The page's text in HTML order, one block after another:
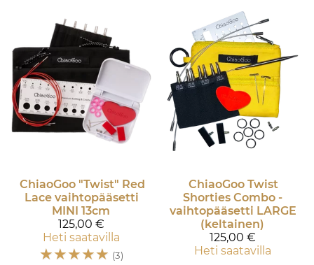
ChiaoGoo "Twist" Red
Lace vaihtopääsetti
MINI 13cm
125,00 €
Heti saatavilla
☆☆☆☆☆ (3)
ChiaoGoo Twist
Shorties Combo -
vaihtopääsetti LARGE
(keltainen)
125,00 €
Heti saatavilla